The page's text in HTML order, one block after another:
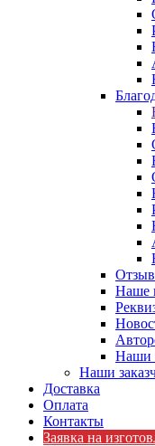
Наше
Наши
Наши
Доставка
Оплата
Контакты
Заявка на